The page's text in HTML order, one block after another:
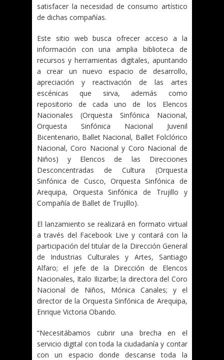
satisfacer la necesidad de consumo artístico
de dichas compañías.
Este sitio web busca ofrecer acceso a la
información con una amplia biblioteca de
recursos y herramientas digitales, apuntando
a crear un nuevo espacio de desarrollo,
apreciación y reactivación de las artes
escénicas que sirva, además como
repositorio de cada uno de los Elencos
Nacionales (Orquesta Sinfónica Nacional,
Orquesta Sinfónica Nacional Juvenil
Bicentenario, Ballet Nacional, Ballet Folclórico
Nacional, Coro Nacional y Coro Nacional de
Niños) y Elencos de las Direcciones
Desconcentradas de Cultura (Orquesta
Sinfónica de Cusco, Orquesta Sinfónica de
Arequipa, Orquesta Sinfónica de Trujillo y
Compañía de Ballet de Trujillo).
El lanzamiento se realizará en formato virtual
a través del Facebook Live y contará con la
participación del titular de la Dirección General
de Industrias Culturales y Artes, Santiago
Alfaro; el jefe de la Dirección de Elencos
Nacionales, Italo Ilizarbe; la directora del Coro
Nacional de Niños, Mónica Canales; y el
director de la Orquesta Sinfónica de Arequipa,
Enrique Victoria Obando.
“Necesitábamos cubrir una brecha en el
servicio digital con toda la ciudadanía y contar
con un espacio donde descanse toda la